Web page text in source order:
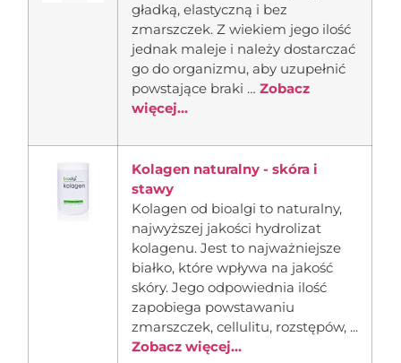
gładką, elastyczną i bez
zmarszczek. Z wiekiem jego ilość
jednak maleje i należy dostarczać
go do organizmu, aby uzupełnić
powstające braki …Zobacz
więcej...
Kolagen naturalny - skóra i
stawy
Kolagen od bioalgi to naturalny,
najwyższej jakości hydrolizat
kolagenu. Jest to najważniejsze
białko, które wpływa na jakość
skóry. Jego odpowiednia ilość
zapobiega powstawaniu
zmarszczek, cellulitu, rozstępów, ...
Zobacz więcej...